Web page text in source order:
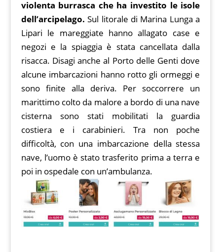
violenta burrasca che ha investito le isole
dell’arcipelago. Sul litorale di Marina Lunga a
Lipari le mareggiate hanno allagato case e
negozi e la spiaggia è stata cancellata dalla
risacca. Disagi anche al Porto delle Genti dove
alcune imbarcazioni hanno rotto gli ormeggi e
sono finite alla deriva. Per soccorrere un
marittimo colto da malore a bordo di una nave
cisterna sono stati mobilitati la guardia
costiera e i carabinieri. Tra non poche
difficoltà, con una imbarcazione della stessa
nave, l’uomo è stato trasferito prima a terra e
poi in ospedale con un’ambulanza.